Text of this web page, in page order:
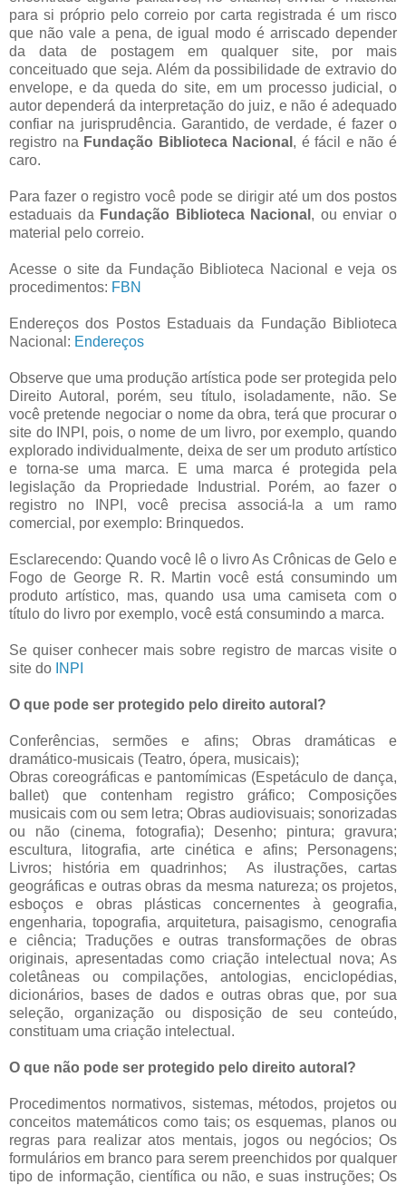
para si próprio pelo correio por carta registrada é um risco
que não vale a pena, de igual modo é arriscado depender
da data de postagem em qualquer site, por mais
conceituado que seja. Além da possibilidade de extravio do
envelope, e da queda do site, em um processo judicial, o
autor dependerá da interpretação do juiz, e não é adequado
confiar na jurisprudência. Garantido, de verdade, é fazer o
registro na Fundação Biblioteca Nacional , é fácil e não é
caro.
Para fazer o registro você pode se dirigir até um dos postos
estaduais da Fundação Biblioteca Nacional , ou enviar o
material pelo correio.
Acesse o site da Fundação Biblioteca Nacional e veja os
procedimentos: FBN
Endereços dos Postos Estaduais da Fundação Biblioteca
Nacional: Endereços
Observe que uma produção artística pode ser protegida pelo
Direito Autoral, porém, seu título, isoladamente, não. Se
você pretende negociar o nome da obra, terá que procurar o
site do INPI, pois, o nome de um livro, por exemplo, quando
explorado individualmente, deixa de ser um produto artístico
e torna-se uma marca. E uma marca é protegida pela
legislação da Propriedade Industrial. Porém, ao fazer o
registro no INPI, você precisa associá-la a um ramo
comercial, por exemplo: Brinquedos.
Esclarecendo: Quando você lê o livro As Crônicas de Gelo e
Fogo de George R. R. Martin você está consumindo um
produto artístico, mas, quando usa uma camiseta com o
título do livro por exemplo, você está consumindo a marca.
Se quiser conhecer mais sobre registro de marcas visite o
site do INPI
O que pode ser protegido pelo direito autoral?
Conferências, sermões e afins; Obras dramáticas e
dramático-musicais (Teatro, ópera, musicais);
Obras coreográficas e pantomímicas (Espetáculo de dança,
ballet) que contenham registro gráfico; Composições
musicais com ou sem letra; Obras audiovisuais; sonorizadas
ou não (cinema, fotografia); Desenho; pintura; gravura;
escultura, litografia, arte cinética e afins; Personagens;
Livros; história em quadrinhos; As ilustrações, cartas
geográficas e outras obras da mesma natureza; os projetos,
esboços e obras plásticas concernentes à geografia,
engenharia, topografia, arquitetura, paisagismo, cenografia
e ciência; Traduções e outras transformações de obras
originais, apresentadas como criação intelectual nova; As
coletâneas ou compilações, antologias, enciclopédias,
dicionários, bases de dados e outras obras que, por sua
seleção, organização ou disposição de seu conteúdo,
constituam uma criação intelectual.
O que não pode ser protegido pelo direito autoral?
Procedimentos normativos, sistemas, métodos, projetos ou
conceitos matemáticos como tais; os esquemas, planos ou
regras para realizar atos mentais, jogos ou negócios; Os
formulários em branco para serem preenchidos por qualquer
tipo de informação, científica ou não, e suas instruções; Os